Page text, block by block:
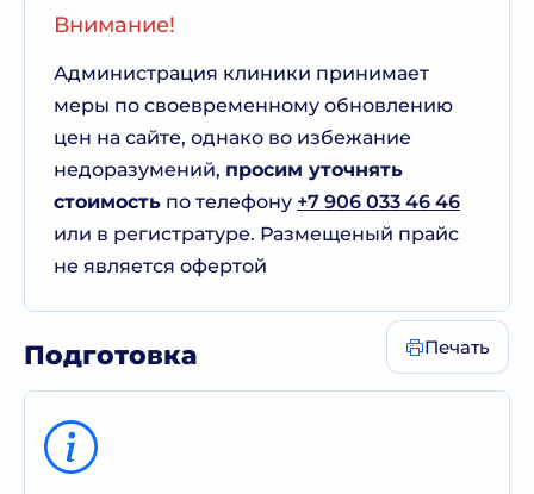
Внимание!
Администрация клиники принимает
меры по своевременному обновлению
цен на сайте, однако во избежание
недоразумений, просим уточнять
стоимость по телефону +7 906 033 46 46
или в регистратуре. Размещеный прайс
не является офертой
Подготовка Печать